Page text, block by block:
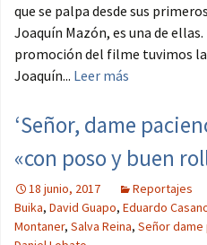
que se palpa desde sus
Joaquín Mazón, es una de
promoción del filme tuvimos
Joaquín... Leer más
‘Señor, dame
«con poso y buen
18 junio, 2017 Reportajes
Buika, David Guapo, Eduardo
Montaner, Salva Reina, Señor dame